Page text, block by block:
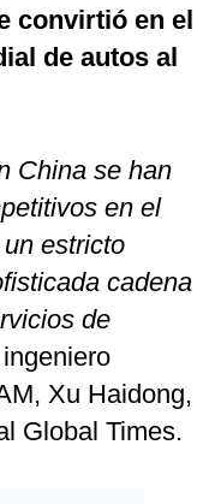
convirtió en el
de autos al
China se han
en el
estricto
cadena
de
Xu Haidong,
Global Times.